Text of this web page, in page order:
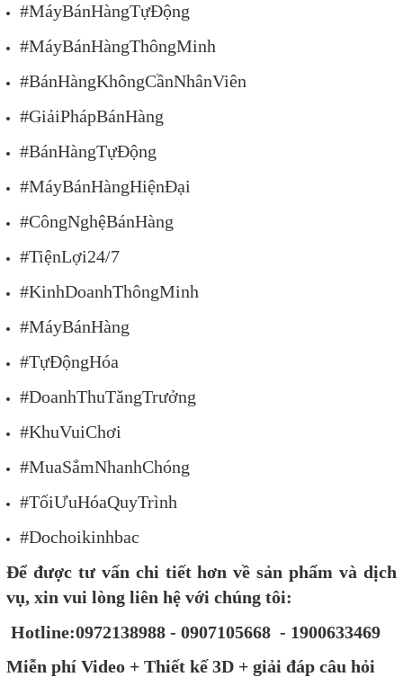
#MáyBánHàngTựĐộng
#MáyBánHàngThôngMinh
#BánHàngKhôngCầnNhânViên
#GiảiPhápBánHàng
#BánHàngTựĐộng
#MáyBánHàngHiệnĐại
#CôngNghệBánHàng
#TiệnLợi24/7
#KinhDoanhThôngMinh
#MáyBánHàng
#TựĐộngHóa
#DoanhThuTăngTrưởng
#KhuVuiChơi
#MuaSắmNhanhChóng
#TốiƯuHóaQuyTrình
#Dochoikinhbac
Để được tư vấn chi tiết hơn về sản phẩm và dịch
vụ, xin vui lòng liên hệ với chúng tôi:
Hotline:0972138988 - 0907105668 - 1900633469
Miễn phí Video + Thiết kế 3D + giải đáp câu hỏi